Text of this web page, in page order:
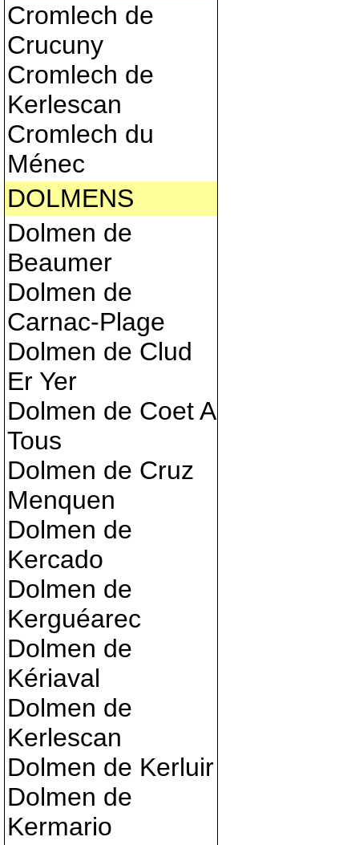
Cromlech de
Crucuny
Cromlech de
Kerlescan
Cromlech du
Ménec
DOLMENS
Dolmen de
Beaumer
Dolmen de
Carnac-Plage
Dolmen de Clud
Er Yer
Dolmen de Coet A
Tous
Dolmen de Cruz
Menquen
Dolmen de
Kercado
Dolmen de
Kerguéarec
Dolmen de
Kériaval
Dolmen de
Kerlescan
Dolmen de Kerluir
Dolmen de
Kermario